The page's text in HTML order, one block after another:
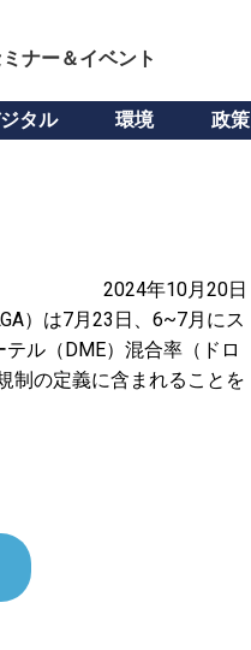
ナー＆イベント
タル 環境 政策
2024年10月20日
）は7月23日、6~7月にス
ル（DME）混合率（ドロ
制の定義に含まれることを